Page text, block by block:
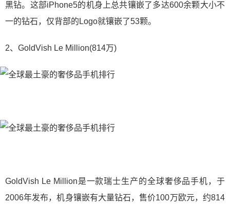
黑钻。这部iPhone5的机身上总共镶嵌了多达600余颗大小不
一的钻石，仅背部的Logo就镶嵌了53颗。
2、GoldVish Le Million(814万)
GoldVish Le Million是一款瑞士生产的全球奢侈品手机，于
2006年发布，机身镶嵌有大量钻石，售价100万欧元，约814